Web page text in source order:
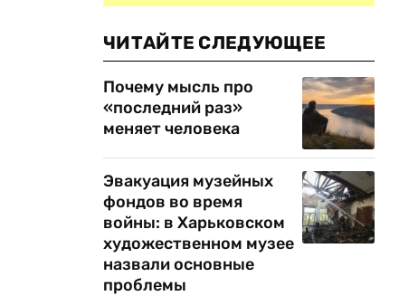
ЧИТАЙТЕ СЛЕДУЮЩЕЕ
Почему мысль про
«последний раз»
меняет человека
Эвакуация музейных
фондов во время
войны: в Харьковском
художественном музее
назвали основные
проблемы